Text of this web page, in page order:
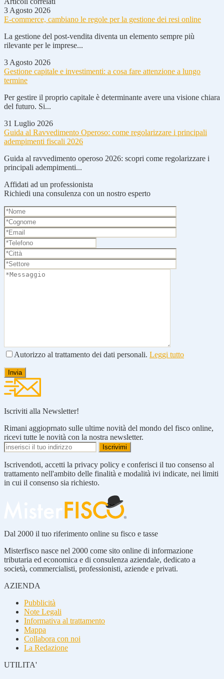
3 Agosto 2026
E-commerce, cambiano le regole per la gestione dei resi online
La gestione del post-vendita diventa un elemento sempre più
rilevante per le imprese...
3 Agosto 2026
Gestione capitale e investimenti: a cosa fare attenzione a lungo
termine
Per gestire il proprio capitale è determinante avere una visione chiara
del futuro. Si...
31 Luglio 2026
Guida al Ravvedimento Operoso: come regolarizzare i principali
adempimenti fiscali 2026
Guida al ravvedimento operoso 2026: scopri come regolarizzare i
principali adempimenti...
Affidati ad un professionista
Richiedi una consulenza con un nostro esperto
Autorizzo al trattamento dei dati personali. Leggi tutto
Iscriviti alla Newsletter!
Rimani aggioprnato sulle ultime novità del mondo del fisco online,
ricevi tutte le novità con la nostra newsletter.
Iscrivendoti, accetti la privacy policy e conferisci il tuo consenso al
trattamento nell'ambito delle finalità e modalità ivi indicate, nei limiti
in cui il consenso sia richiesto.
Dal 2000 il tuo riferimento online su fisco e tasse
Misterfisco nasce nel 2000 come sito online di informazione
tributaria ed economica e di consulenza aziendale, dedicato a
società, commercialisti, professionisti, aziende e privati.
AZIENDA
Pubblicità
Note Legali
Informativa al trattamento
Mappa
Collabora con noi
La Redazione
UTILITA'